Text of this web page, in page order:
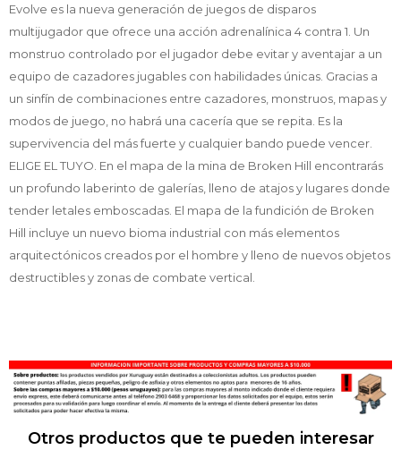
Evolve es la nueva generación de juegos de disparos
multijugador que ofrece una acción adrenalínica 4 contra 1. Un
monstruo controlado por el jugador debe evitar y aventajar a un
equipo de cazadores jugables con habilidades únicas. Gracias a
un sinfín de combinaciones entre cazadores, monstruos, mapas y
modos de juego, no habrá una cacería que se repita. Es la
supervivencia del más fuerte y cualquier bando puede vencer.
ELIGE EL TUYO. En el mapa de la mina de Broken Hill encontrarás
un profundo laberinto de galerías, lleno de atajos y lugares donde
tender letales emboscadas. El mapa de la fundición de Broken
Hill incluye un nuevo bioma industrial con más elementos
arquitectónicos creados por el hombre y lleno de nuevos objetos
destructibles y zonas de combate vertical.
Otros productos que te pueden interesar